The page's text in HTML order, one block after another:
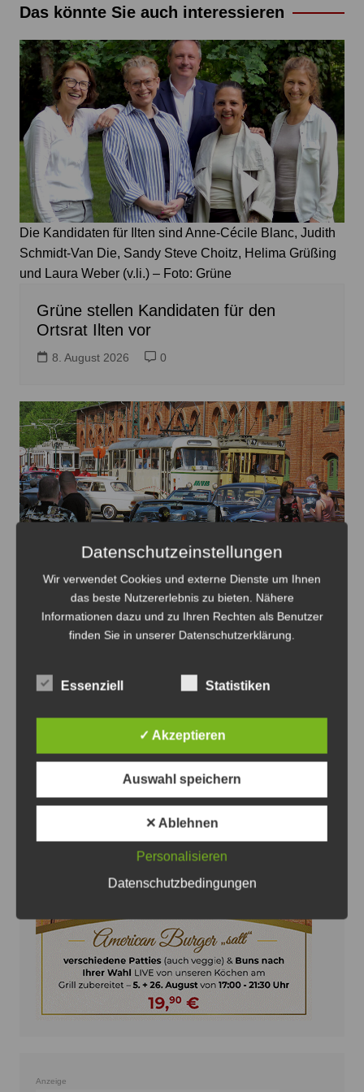
Das könnte Sie auch interessieren
Die Kandidaten für Ilten sind Anne-Cécile Blanc, Judith
Schmidt-Van Die, Sandy Steve Choitz, Helima Grüßing
und Laura Weber (v.li.) – Foto: Grüne
Grüne stellen Kandidaten für den
Ortsrat Ilten vor
8. August 2026 0
Oldtimer verteilt auf dem Gelände des HSM mit dem
Straßenbahnverkehr - Foto: Antonius Georg
2026
Anzeige
Anzeige
Datenschutzeinstellungen
Wir verwendet Cookies und externe Dienste um Ihnen
das beste Nutzererlebnis zu bieten. Nähere
Informationen dazu und zu Ihren Rechten als Benutzer
finden Sie in unserer Datenschutzerklärung.
Essenziell Statistiken
✓ Akzeptieren
Auswahl speichern
✕ Ablehnen
Personalisieren
Datenschutzbedingungen